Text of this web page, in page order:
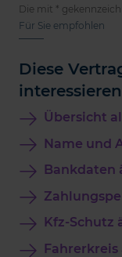
Die mit *
Für Sie empfohlen
Diese
interessieren
Übersicht
Name und
Bankdaten
Kfz-Schutz
Fahrerkreis